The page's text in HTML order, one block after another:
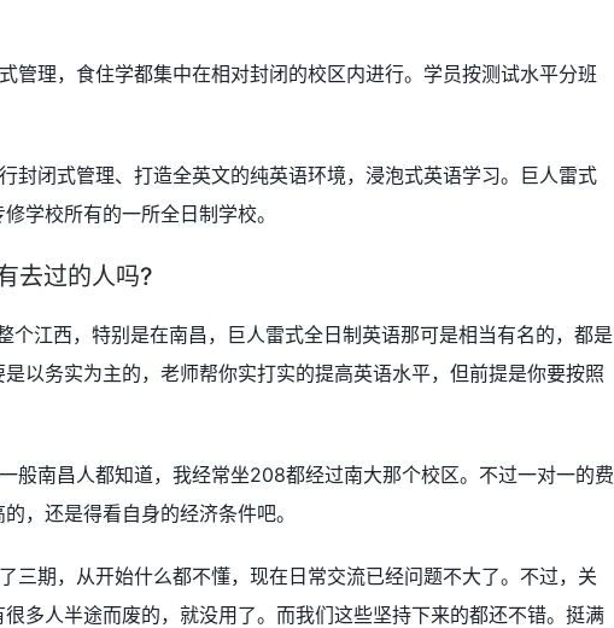
管理，食住学都集中在相对封闭的校区内进行。学员按测试水平分班
封闭式管理、打造全英文的纯英语环境，浸泡式英语学习。巨人雷式
学校所有的一所全日制学校。
去过的人吗?
个江西，特别是在南昌，巨人雷式全日制英语那可是相当有名的，都是
以务实为主的，老师帮你实打实的提高英语水平，但前提是你要按照
般南昌人都知道，我经常坐208都经过南大那个校区。不过一对一的费
，还是得看自身的经济条件吧。
三期，从开始什么都不懂，现在日常交流已经问题不大了。不过，关
多人半途而废的，就没用了。而我们这些坚持下来的都还不错。挺满